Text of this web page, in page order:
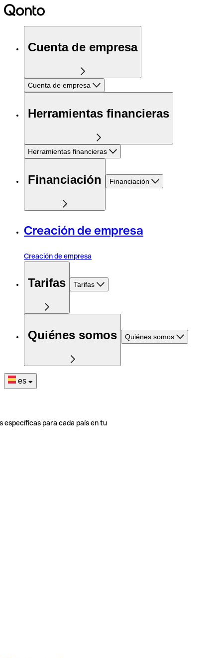
Cuenta de empresa
Cuenta de empresa
Herramientas financieras
Herramientas financieras
Financiación Financiación
Creación de empresa
Creación de empresa
Tarifas Tarifas
Quiénes somos Quiénes somos
es
específicas para cada país en tu